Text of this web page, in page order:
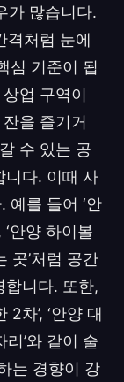
가 많습니다.
격처럼 눈에
심 기준이 됩
업 구역이
을 즐기거
수 있는 공
니다. 이때 사
예를 들어 ‘안
‘안양 하이볼
곳’처럼 공간
합니다. 또한,
차’, ‘안양 대
리’와 같이 술
는 경향이 강